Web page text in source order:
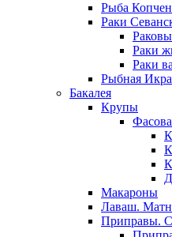
Рыба
Раки
Раки
Раки
Рыбная Икра
Бакалея
Крупы
Макароны
Лаваш.
Приправы.